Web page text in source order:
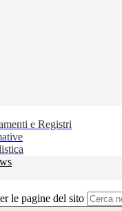
e Registri
le pagine del sito